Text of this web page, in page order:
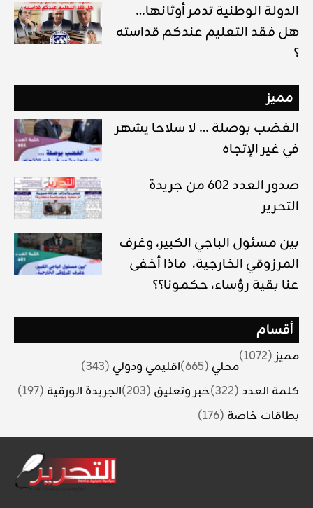
الدولة الوطنية تدمر أوثانها…
هل فقد التعليم عندكم قداسته
؟
مميز
الغضب بوصلة … لا سلاحا يشهر
في غير الإتجاه
صدور العدد 602 من جريدة
التحرير
بين مسئول الباجي الكبير، وغرف
المرزوقي الخارجية، ماذا أخفى
عنا بقية رؤساء، حكمونا؟؟
أقسام
مميز(1072)
محلي (665) اقليمي ودولي (343)
كلمة العدد (322) خبر وتعليق (203) الجريدة الورقية (197)
بطاقات خاصة (176)